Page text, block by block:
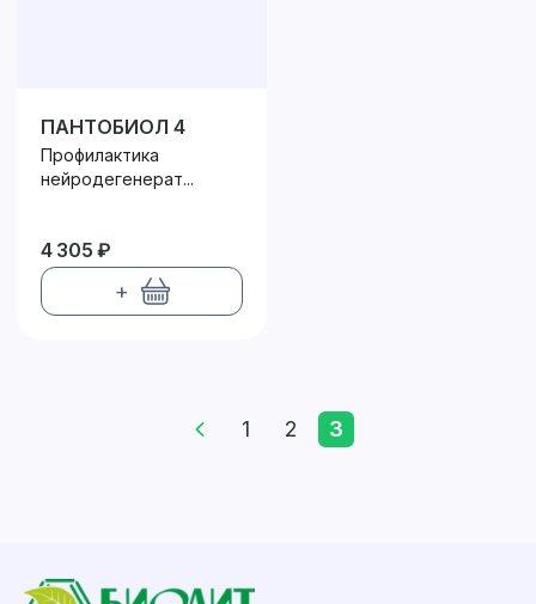
ПАНТОБИОЛ 4
Профилактика
нейродегенерат...
4 305 ₽
+
1 2 3